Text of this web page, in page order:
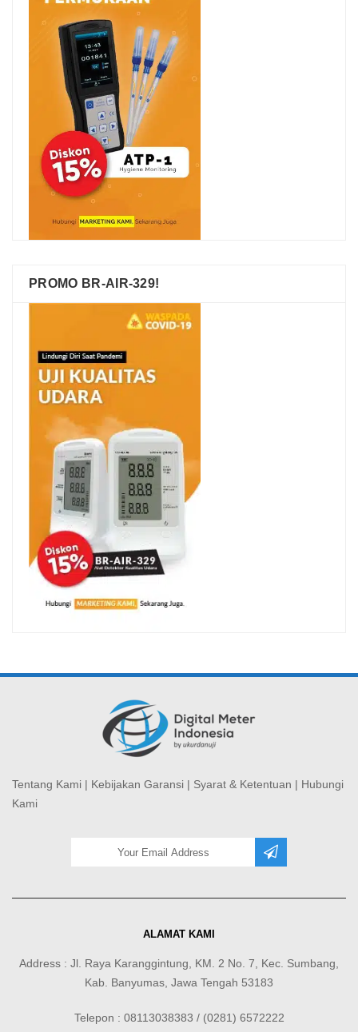
PROMO BR-AIR-329!
Tentang Kami | Kebijakan Garansi | Syarat & Ketentuan | Hubungi
Kami
ALAMAT KAMI
Address : Jl. Raya Karanggintung, KM. 2 No. 7, Kec. Sumbang,
Kab. Banyumas, Jawa Tengah 53183
Telepon : 08113038383 / (0281) 6572222